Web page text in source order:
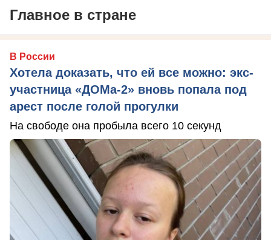
Главное в стране
В России
Хотела доказать, что ей все можно: экс-
участница «ДОМа-2» вновь попала под
арест после голой прогулки
На свободе она пробыла всего 10 секунд